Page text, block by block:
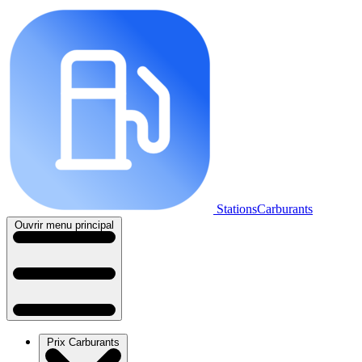
StationsCarburants
Ouvrir menu principal
Prix Carburants